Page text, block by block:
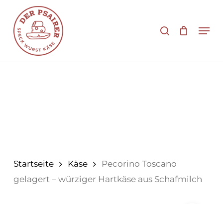
Hauptinhalt
springen
Startseite Käse
Pecorino Toscano
gelagert – würziger Hartkäse aus Schafmilch